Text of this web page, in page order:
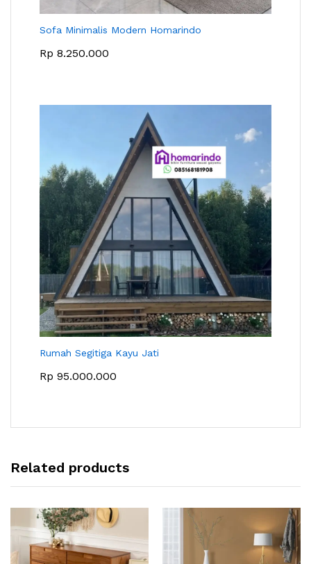
Sofa Minimalis Modern Homarindo
Rp 8.250.000
Rumah Segitiga Kayu Jati
Rp 95.000.000
Related products